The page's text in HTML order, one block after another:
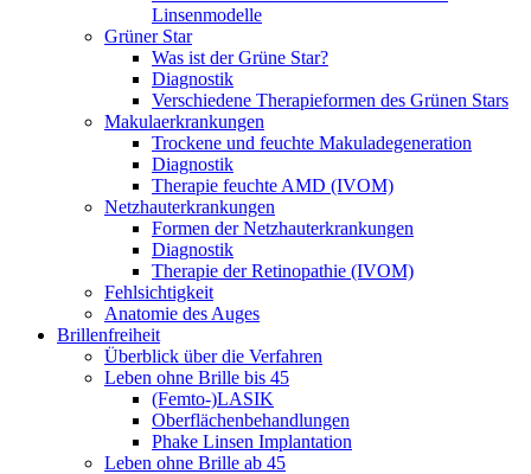
Linsenmodelle
Grüner Star
Was ist der Grüne Star?
Diagnostik
Verschiedene Therapieformen des Grünen Stars
Makulaerkrankungen
Trockene und feuchte Makuladegeneration
Diagnostik
Therapie feuchte AMD (IVOM)
Netzhauterkrankungen
Formen der Netzhauterkrankungen
Diagnostik
Therapie der Retinopathie (IVOM)
Fehlsichtigkeit
Anatomie des Auges
Brillenfreiheit
Überblick über die Verfahren
Leben ohne Brille bis 45
(Femto-)LASIK
Oberflächenbehandlungen
Phake Linsen Implantation
Leben ohne Brille ab 45